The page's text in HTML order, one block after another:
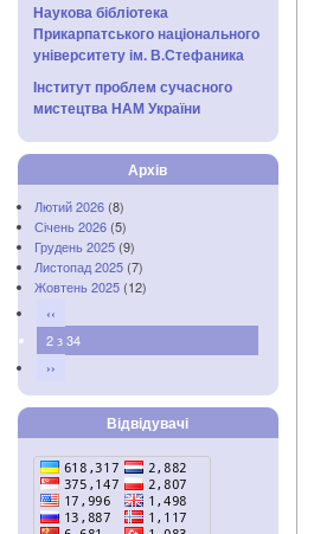
Наукова бібліотека
Прикарпатського національного
університету ім. В.Стефаника
Інститут проблем сучасного
мистецтва НАМ України
Архів
Лютий 2026 (8)
Січень 2026 (5)
Грудень 2025 (9)
Листопад 2025 (7)
Жовтень 2025 (12)
‹‹
2 з 34
››
Відвідувачі